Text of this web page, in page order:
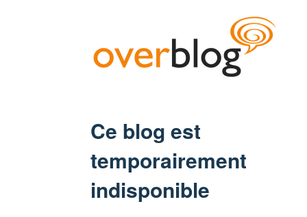
Ce blog est
temporairement
indisponible